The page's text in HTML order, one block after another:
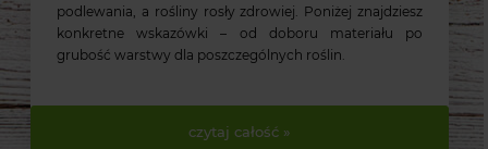
podlewania, a rośliny rosły zdrowiej. Poniżej znajdziesz
konkretne wskazówki – od doboru materiału po
grubość warstwy dla poszczególnych roślin.
czytaj całość »